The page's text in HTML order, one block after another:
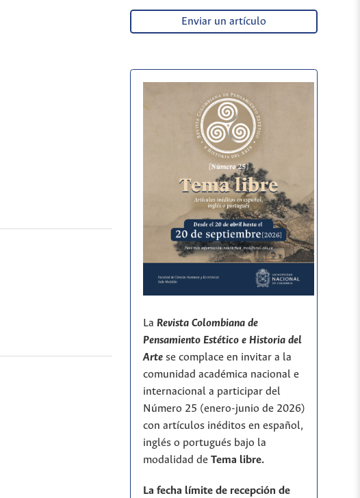
Enviar un artículo
La Revista Colombiana de
Pensamiento Estético e Historia del
Arte se complace en invitar a la
comunidad académica nacional e
internacional a participar del
Número 25 (enero-junio de 2026)
con artículos inéditos en español,
inglés o portugués bajo la
modalidad de Tema libre.
La fecha límite de recepción de